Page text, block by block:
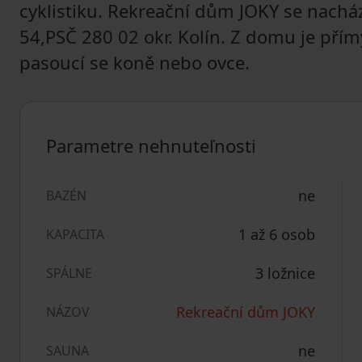
cyklistiku. Rekreační dům JOKY se
54,PSČ 280 02 okr. Kolín. Z domu je
pasoucí se koně nebo ovce.
Parametre nehnuteľnosti
BAZÉN ne
KAPACITA 1 až 6 osob
SPÁLNE 3 ložnice
NÁZOV Rekreační dům JOKY
SAUNA ne